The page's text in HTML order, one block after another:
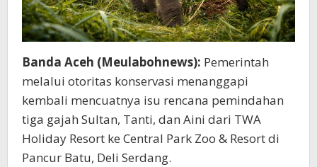
Banda Aceh (Meulabohnews): Pemerintah
melalui otoritas konservasi menanggapi
kembali mencuatnya isu rencana pemindahan
tiga gajah Sultan, Tanti, dan Aini dari TWA
Holiday Resort ke Central Park Zoo & Resort di
Pancur Batu, Deli Serdang.